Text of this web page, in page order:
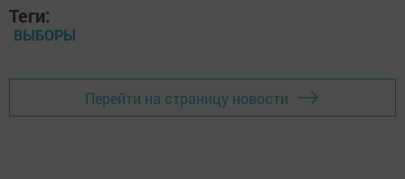
Теги:
ВЫБОРЫ
Перейти на страницу новости